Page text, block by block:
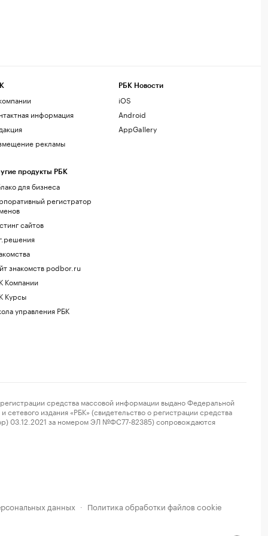
информация
рекламы
продукты РБК
для бизнеса
регистратор
сайтов
знакомств podbor.ru
Компании
Курсы
управления РБК
РБК Новости
iOS
Android
AppGallery
средства массовой информации выдано Федеральной
издания «РБК» (свидетельство о регистрации средства
03.12.2021 за номером ЭЛ №ФС77-82385) сопровождаются
данных · Политика обработки файлов cookie